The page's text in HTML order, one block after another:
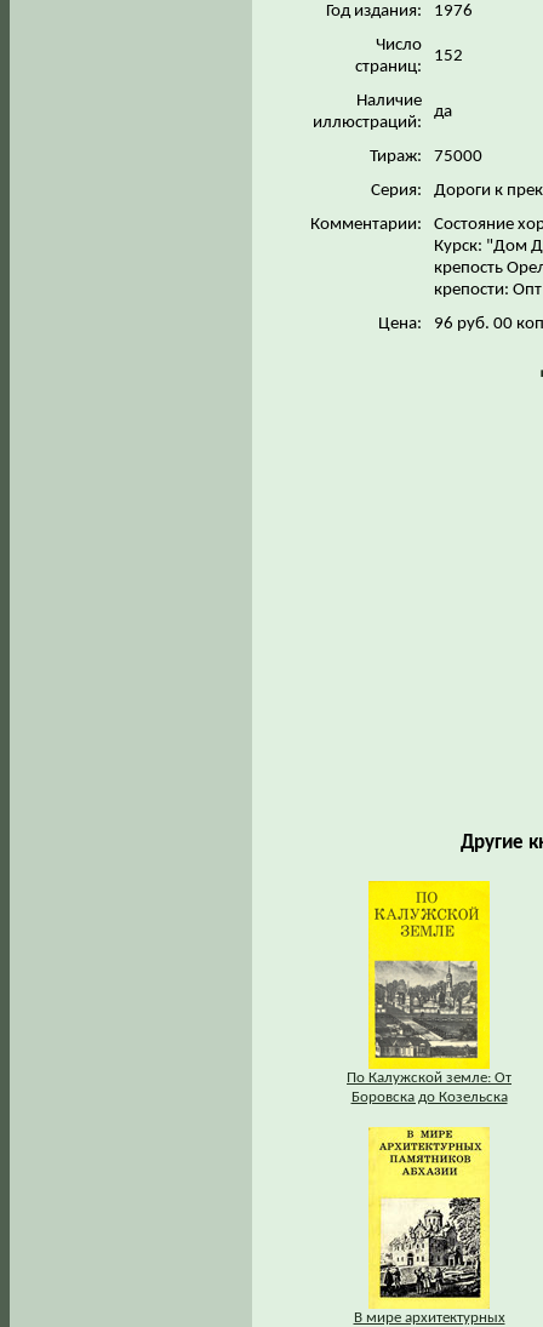
Год издания:
1976
Число
страниц:
152
Наличие
иллюстраций:
да
Тираж:
75000
Серия:
Дороги к
Комментарии:
Состояние
Курск: "Дом
крепость
крепости:
Цена:
96 руб. 00
Другие
По Калужской земле: От
Боровска до Козельска
В мире архитектурных